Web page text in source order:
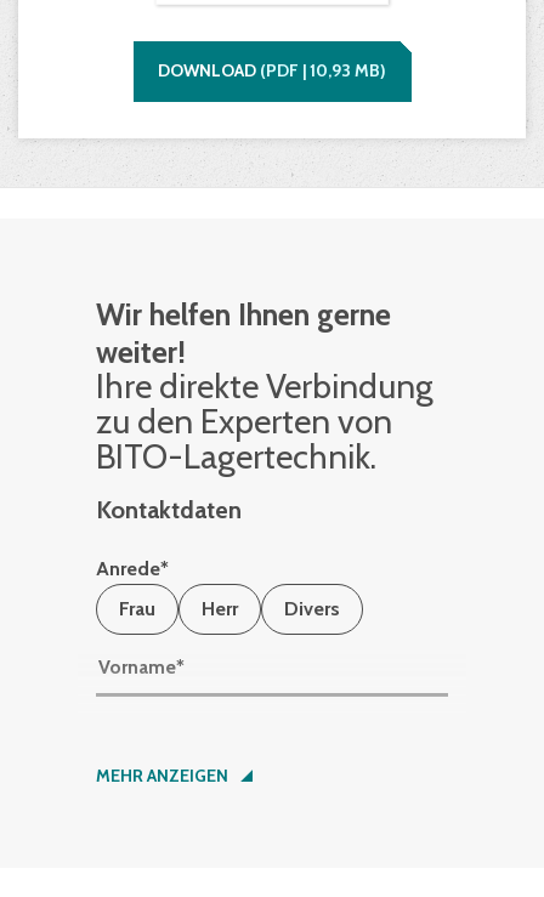
DOWNLOAD (PDF |10,93 MB)
Wir helfen Ihnen gerne
weiter!
Ihre di­rek­te Ver­bin­dung
zu den Ex­per­ten von
BITO-La­ger­tech­nik.
Kontaktdaten
Anrede*
Frau
Herr Divers
Vorname*
Nachname*
MEHR ANZEIGEN